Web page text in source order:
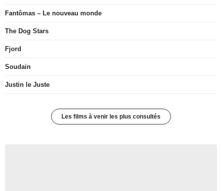
Fantômas – Le nouveau monde
The Dog Stars
Fjord
Soudain
Justin le Juste
Les films à venir les plus consultés